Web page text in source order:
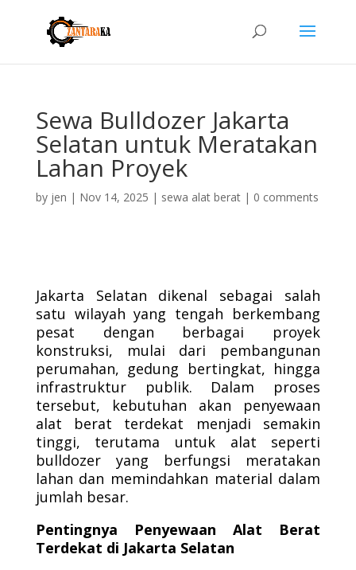
Sewa Bulldozer Jakarta
Selatan untuk Meratakan
Lahan Proyek
by jen | Nov 14, 2025 | sewa alat berat| 0 comments
Jakarta Selatan dikenal sebagai salah
satu wilayah yang tengah berkembang
pesat dengan berbagai proyek
konstruksi, mulai dari pembangunan
perumahan, gedung bertingkat, hingga
infrastruktur publik. Dalam proses
tersebut, kebutuhan akan penyewaan
alat berat terdekat menjadi semakin
tinggi, terutama untuk alat seperti
bulldozer yang berfungsi meratakan
lahan dan memindahkan material dalam
jumlah besar.
Pentingnya Penyewaan Alat Berat
Terdekat di Jakarta Selatan